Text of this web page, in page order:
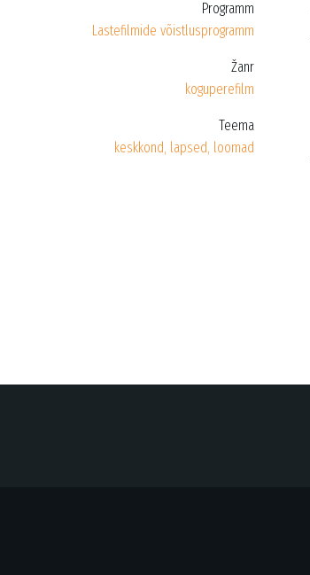
Programm
Lastefilmide võistlusprogramm
Žanr
koguperefilm
Teema
keskkond, lapsed, loomad